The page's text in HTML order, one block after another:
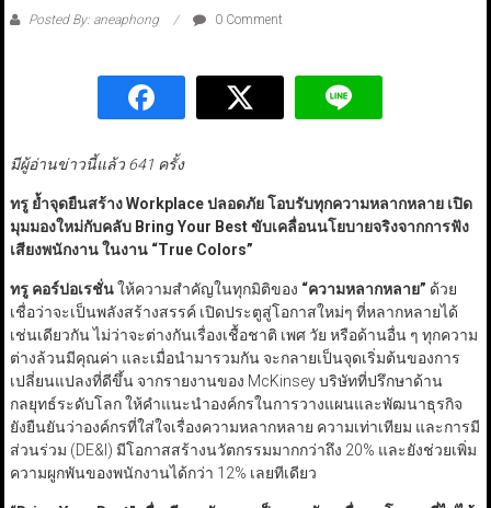
Posted By: aneaphong 0 Comment
มีผู้อ่านข่าวนี้แล้ว 641 ครั้ง
ทรู ย้ำจุดยืนสร้าง Workplaceปลอดภัย โอบรับทุกความหลากหลาย เปิด
มุมมองใหม่กับคลับ Bring Your Bestขับเคลื่อนนโยบายจริงจากการฟัง
เสียงพนักงาน ในงาน “True Colors”
ทรู คอร์ปอเรชั่นให้ความสำคัญในทุกมิติของ “ความหลากหลาย” ด้วย
เชื่อว่าจะเป็นพลังสร้างสรรค์ เปิดประตูสู่โอกาสใหม่ๆ ที่หลากหลายได้
เช่นเดียวกัน ไม่ว่าจะต่างกันเรื่องเชื้อชาติ เพศ วัย หรือด้านอื่น ๆ ทุกความ
ต่างล้วนมีคุณค่า และเมื่อนำมารวมกัน จะกลายเป็นจุดเริ่มต้นของการ
เปลี่ยนแปลงที่ดีขึ้น จากรายงานของ McKinsey บริษัทที่ปรึกษาด้าน
กลยุทธ์ระดับโลก ให้คำแนะนำองค์กรในการวางแผนและพัฒนาธุรกิจ
ยังยืนยันว่าองค์กรที่ใส่ใจเรื่องความหลากหลาย ความเท่าเทียม และการมี
ส่วนร่วม (DE&I) มีโอกาสสร้างนวัตกรรมมากกว่าถึง 20% และยังช่วยเพิ่ม
ความผูกพันของพนักงานได้กว่า 12% เลยทีเดียว